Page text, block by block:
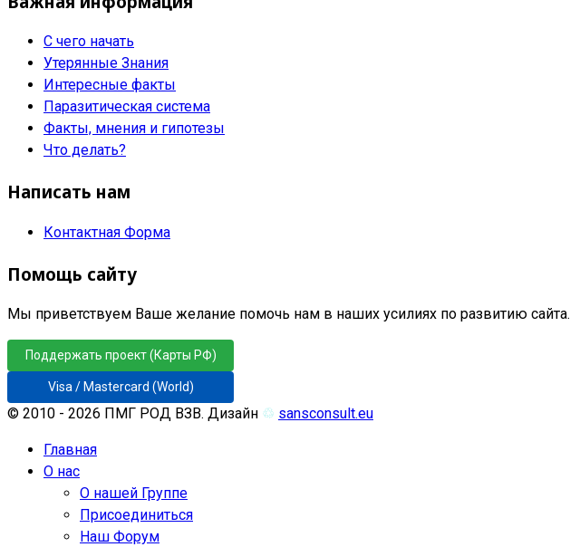
С чего начать
Утерянные Знания
Интересные факты
Паразитическая система
Факты, мнения и гипотезы
Что делать?
Написать нам
Контактная Форма
Помощь сайту
Мы приветствуем Ваше желание помочь нам в наших усилиях по развитию сайта.
Поддержать проект (Карты РФ)
Visa / Mastercard (World)
© 2010 - 2026 ПМГ РОД ВЗВ. Дизайн ♲ sansconsult.eu
Главная
О нас
О нашей Группе
Присоединиться
Наш Форум